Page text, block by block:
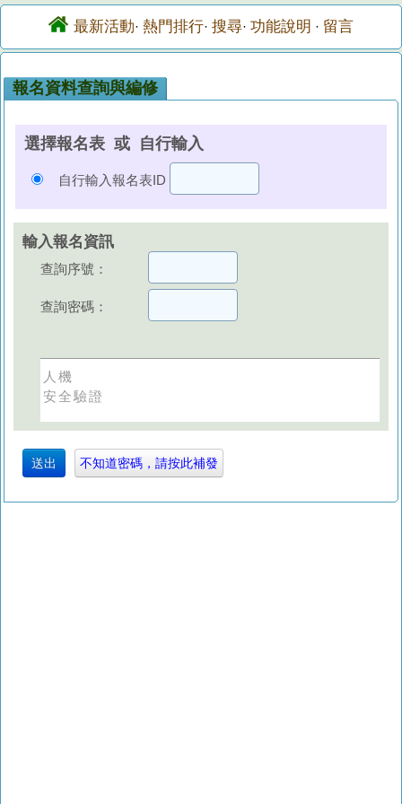
最新活動· 熱門排行· 搜尋· 功能說明 · 留言
報名資料查詢與編修
選擇報名表 或 自行輸入
自行輸入報名表ID
輸入報名資訊
查詢序號：
查詢密碼：
人機
安全驗證